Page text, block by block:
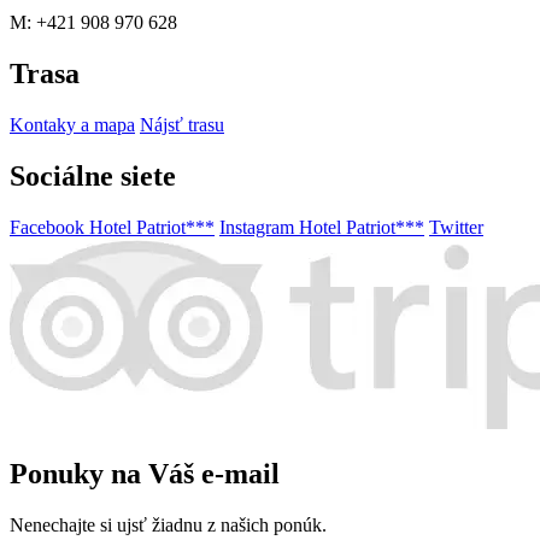
M: +421 908 970 628
Trasa
Kontaky a mapa Nájsť trasu
Sociálne siete
Facebook Hotel Patriot*** Instagram Hotel Patriot*** Twitter
Ponuky na Váš e-mail
Nenechajte si ujsť žiadnu z našich ponúk.